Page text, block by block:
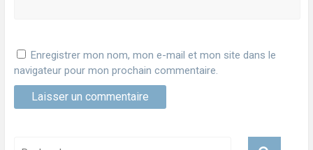
Enregistrer mon nom, mon e-mail et mon site dans le
navigateur pour mon prochain commentaire.